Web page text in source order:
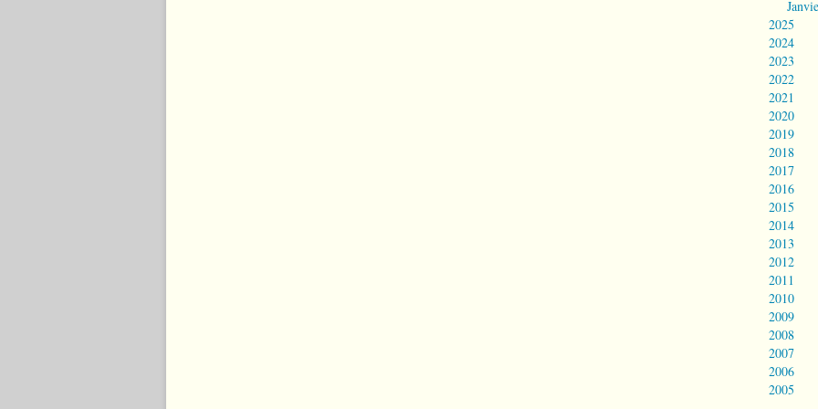
2025
2024
2023
2022
2021
2020
2019
2018
2017
2016
2015
2014
2013
2012
2011
2010
2009
2008
2007
2006
2005